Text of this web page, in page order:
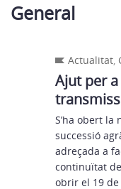
General
Actualitat,
Ajut per
S’ha obert la
successió
adreçada a
continuïtat
obrir el 19